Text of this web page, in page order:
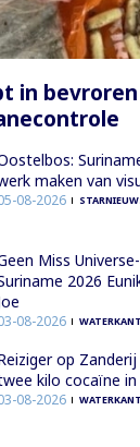
in
maken van
08-2026
Miss
2026
08-2026 WATERKANT
op
kilo cocaïne
08-2026 WATERKANT